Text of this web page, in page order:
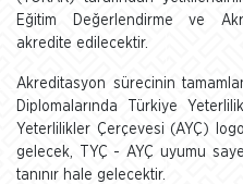
Eğitim Değerlendirme ve
akredite edilecektir.
Akreditasyon sürecinin
Diplomalarında Türkiye
Yeterlilikler Çerçevesi (AYÇ)
gelecek, TYÇ - AYÇ uyumu
tanınır hale gelecektir.